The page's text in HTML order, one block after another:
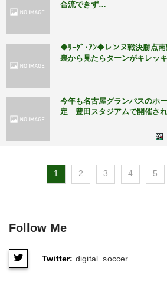
合流できず…
◆ﾘｰｸﾞ･ｱﾝ◆レンヌ戦決勝点南
裏から見たらターンがキレッ
今年も名古屋グランパスのホ
定 豊田スタジアムで開催さ
1 2 3 4 5
Follow Me
Twitter: digital_soccer